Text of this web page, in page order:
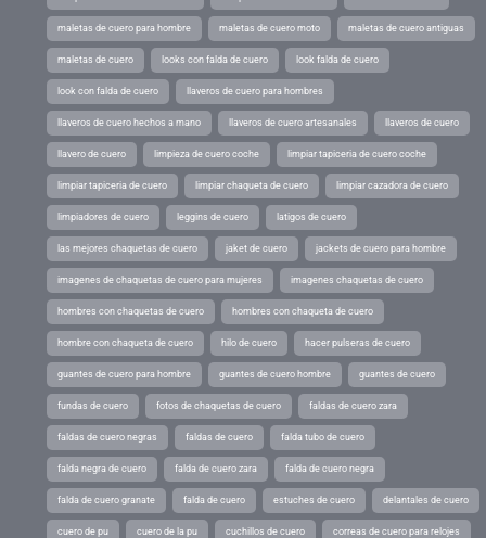
maletas de cuero para hombre maletas de cuero moto maletas de cuero antiguas
maletas de cuero looks con falda de cuero look falda de cuero
look con falda de cuero llaveros de cuero para hombres
llaveros de cuero hechos a mano llaveros de cuero artesanales llaveros de cuero
llavero de cuero limpieza de cuero coche limpiar tapiceria de cuero coche
limpiar tapiceria de cuero limpiar chaqueta de cuero limpiar cazadora de cuero
limpiadores de cuero leggins de cuero latigos de cuero
las mejores chaquetas de cuero jaket de cuero jackets de cuero para hombre
imagenes de chaquetas de cuero para mujeres imagenes chaquetas de cuero
hombres con chaquetas de cuero hombres con chaqueta de cuero
hombre con chaqueta de cuero hilo de cuero hacer pulseras de cuero
guantes de cuero para hombre guantes de cuero hombre guantes de cuero
fundas de cuero fotos de chaquetas de cuero faldas de cuero zara
faldas de cuero negras faldas de cuero falda tubo de cuero
falda negra de cuero falda de cuero zara falda de cuero negra
falda de cuero granate falda de cuero estuches de cuero delantales de cuero
cuero de pu cuero de la pu cuchillos de cuero correas de cuero para relojes